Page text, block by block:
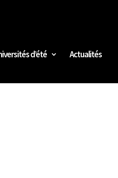
d’été Actualités